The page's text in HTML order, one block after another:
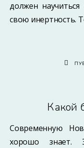
должен научиться
свою инертность.
Какой
Современную
хорошо знает.